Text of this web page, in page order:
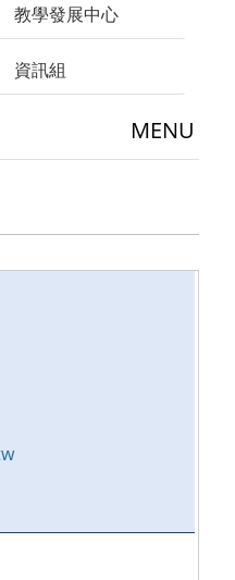
教學發展中心
資訊組
MENU